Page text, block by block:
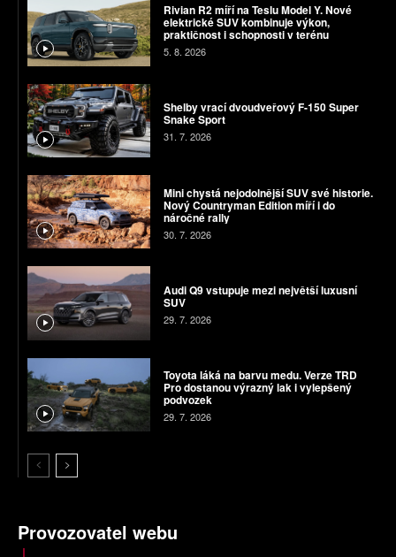
Rivian R2 míří na Teslu Model Y. Nové
elektrické SUV kombinuje výkon,
praktičnost i schopnosti v terénu
5. 8. 2026
Shelby vrací dvoudveřový F-150 Super
Snake Sport
31. 7. 2026
Mini chystá nejodolnější SUV své historie.
Nový Countryman Edition míří i do
náročné rally
30. 7. 2026
Audi Q9 vstupuje mezi největší luxusní
SUV
29. 7. 2026
Toyota láká na barvu medu. Verze TRD
Pro dostanou výrazný lak i vylepšený
podvozek
29. 7. 2026
Provozovatel webu